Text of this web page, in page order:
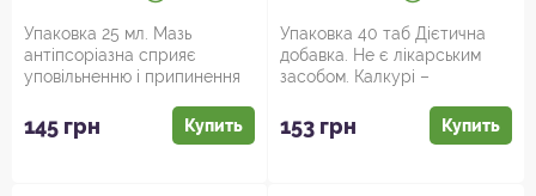
Упаковка 25 мл. Мазь
антіпсоріазна сприяє
уповільненню і припинення
регуліруюет ш...
145 грн Купить
Упаковка 40 таб Дієтична
добавка. Не є лікарським
засобом. Калкурі –
розчиняє...
153 грн Купить